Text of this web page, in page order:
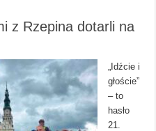
z Rzepina dotarli na
„Idźcie i
głoście”
– to
hasło
21.